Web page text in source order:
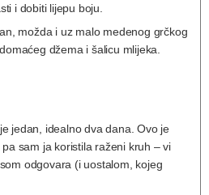
i dobiti lijepu boju.
možda i uz malo medenog grčkog
džema i šalicu mlijeka.
jedan, idealno dva dana. Ovo je
sam ja koristila raženi kruh – vi
odgovara (i uostalom, kojeg